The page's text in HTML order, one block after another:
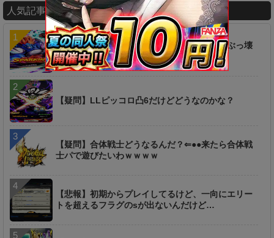
人気記事ランキング
【衝撃】ヤバ過ぎィィ！！！あの新キャラがぶっ壊
れｷﾀ━━━━(ﾟ∀ﾟ)━━━━!!
【疑問】LLピッコロ凸6だけどどうなのかな？
【疑問】合体戦士どうなるんだ？⇐●●来たら合体戦
士パで遊びたいわｗｗｗｗ
【悲報】初期からプレイしてるけど、一向にエリー
トを超えるフラグのsが出ないんだけど…